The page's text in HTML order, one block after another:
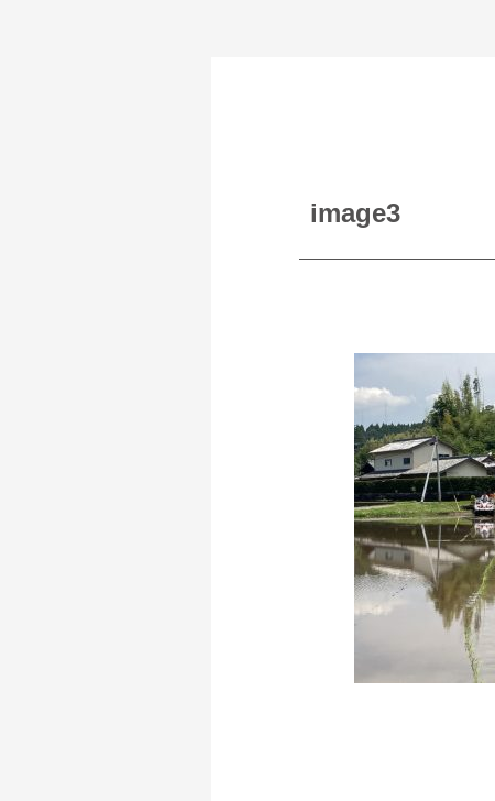
image3